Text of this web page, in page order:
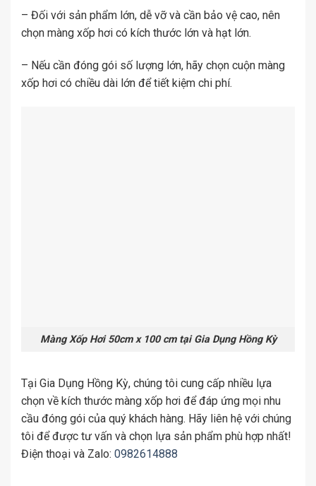
– Đối với sản phẩm lớn, dễ vỡ và cần bảo vệ cao, nên
chọn màng xốp hơi có kích thước lớn và hạt lớn.
– Nếu cần đóng gói số lượng lớn, hãy chọn cuộn màng
xốp hơi có chiều dài lớn để tiết kiệm chi phí.
Màng Xốp Hơi 50cm x 100 cm tại Gia Dụng Hồng Kỳ
Tại Gia Dụng Hồng Kỳ, chúng tôi cung cấp nhiều lựa
chọn về kích thước màng xốp hơi để đáp ứng mọi nhu
cầu đóng gói của quý khách hàng. Hãy liên hệ với chúng
tôi để được tư vấn và chọn lựa sản phẩm phù hợp nhất!
Điện thoại và Zalo: 0982614888